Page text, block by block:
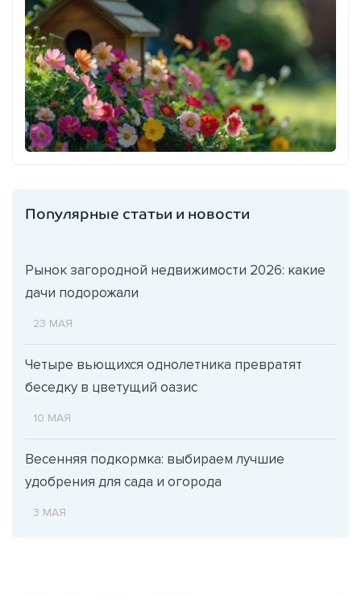
Популярные статьи и новости
Рынок загородной недвижимости 2026: какие
дачи подорожали
23 МАЯ
Четыре вьющихся однолетника превратят
беседку в цветущий оазис
10 МАЯ
Весенняя подкормка: выбираем лучшие
удобрения для сада и огорода
3 МАЯ